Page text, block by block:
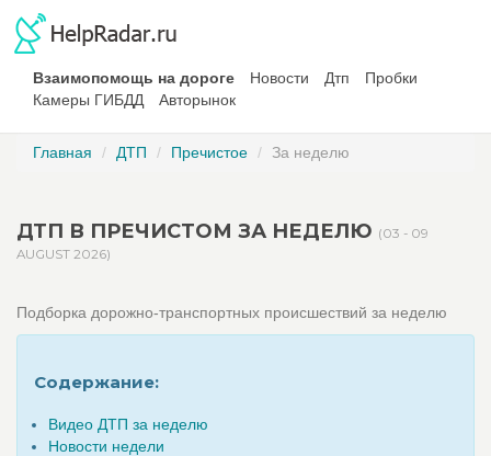
Взаимопомощь на дороге Новости Дтп
Пробки
Камеры ГИБДД
Авторынок
Главная ДТП Пречистое За неделю
ДТП В ПРЕЧИСТОМ ЗА НЕДЕЛЮ (03 - 09
AUGUST 2026)
Подборка дорожно-транспортных происшествий за неделю
Содержание:
Видео ДТП за неделю
Новости недели